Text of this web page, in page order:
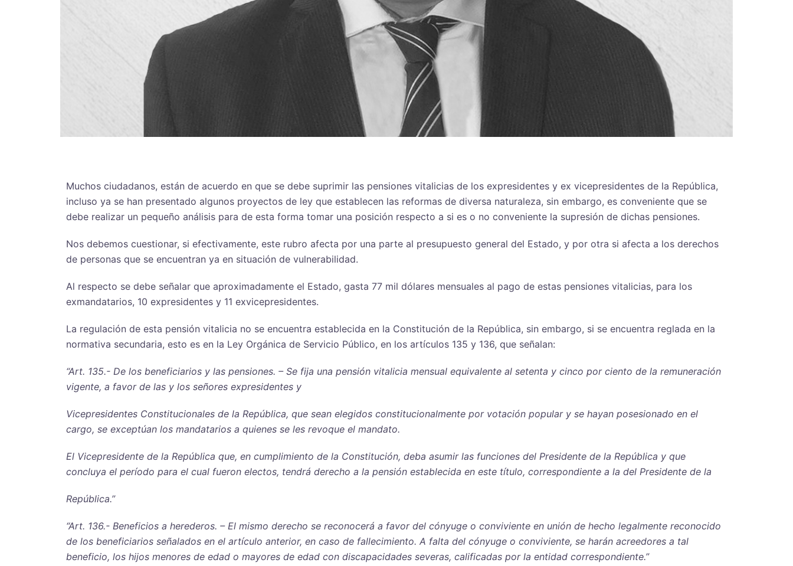
Muchos ciudadanos, están de acuerdo en que se debe suprimir las pensiones vitalicias de los expresidentes y ex vicepresidentes de la República,
incluso ya se han presentado algunos proyectos de ley que establecen las reformas de diversa naturaleza, sin embargo, es conveniente que se
debe realizar un pequeño análisis para de esta forma tomar una posición respecto a si es o no conveniente la supresión de dichas pensiones.
Nos debemos cuestionar, si efectivamente, este rubro afecta por una parte al presupuesto general del Estado, y por otra si afecta a los derechos
de personas que se encuentran ya en situación de vulnerabilidad.
Al respecto se debe señalar que aproximadamente el Estado, gasta 77 mil dólares mensuales al pago de estas pensiones vitalicias, para los
exmandatarios, 10 expresidentes y 11 exvicepresidentes.
La regulación de esta pensión vitalicia no se encuentra establecida en la Constitución de la República, sin embargo, si se encuentra reglada en la
normativa secundaria, esto es en la Ley Orgánica de Servicio Público, en los artículos 135 y 136, que señalan:
“Art. 135.- De los beneficiarios y las pensiones. – Se fija una pensión vitalicia mensual equivalente al setenta y cinco por ciento de la remuneración
vigente, a favor de las y los señores expresidentes y
Vicepresidentes Constitucionales de la República, que sean elegidos constitucionalmente por votación popular y se hayan posesionado en el
cargo, se exceptúan los mandatarios a quienes se les revoque el mandato.
El Vicepresidente de la República que, en cumplimiento de la Constitución, deba asumir las funciones del Presidente de la República y que
concluya el período para el cual fueron electos, tendrá derecho a la pensión establecida en este título, correspondiente a la del Presidente de la
República.”
“Art. 136.- Beneficios a herederos. – El mismo derecho se reconocerá a favor del cónyuge o conviviente en unión de hecho legalmente reconocido
de los beneficiarios señalados en el artículo anterior, en caso de fallecimiento. A falta del cónyuge o conviviente, se harán acreedores a tal
beneficio, los hijos menores de edad o mayores de edad con discapacidades severas, calificadas por la entidad correspondiente.”